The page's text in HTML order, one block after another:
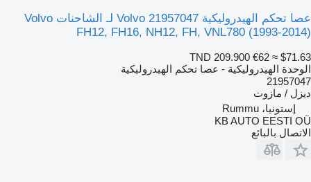
عصا تحكم الهيدروليكية Volvo 21957047 لـ الشاحنات Volvo
FH12, FH16, NH12, FH, VNL780 (1993-2014)
TND 209.900 €62 ≈ $71.63
الوحدة الهيدروليكية - عصا تحكم الهيدروليكية
21957047
ديزل / مازوت
إستونيا، Rummu
KB AUTO EESTI OÜ
الاتصال بالبائع